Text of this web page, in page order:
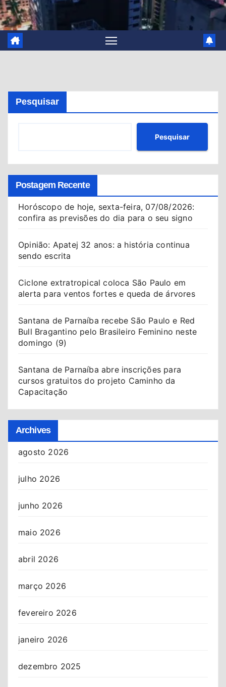
Pesquisar
Pesquisar
Postagem Recente
Horóscopo de hoje, sexta-feira, 07/08/2026:
confira as previsões do dia para o seu signo
Opinião: Apatej 32 anos: a história continua
sendo escrita
Ciclone extratropical coloca São Paulo em
alerta para ventos fortes e queda de árvores
Santana de Parnaíba recebe São Paulo e Red
Bull Bragantino pelo Brasileiro Feminino neste
domingo (9)
Santana de Parnaíba abre inscrições para
cursos gratuitos do projeto Caminho da
Capacitação
Archives
agosto 2026
julho 2026
junho 2026
maio 2026
abril 2026
março 2026
fevereiro 2026
janeiro 2026
dezembro 2025